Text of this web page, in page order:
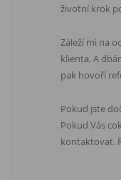
životní krok
Záleží mi na
klienta. A
pak hovoří
Pokud jste
Pokud Vás
kontaktovat.